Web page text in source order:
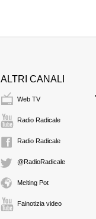
ALTRI CANALI
Web TV
Radio Radicale
Radio Radicale
@RadioRadicale
Melting Pot
Fainotizia video